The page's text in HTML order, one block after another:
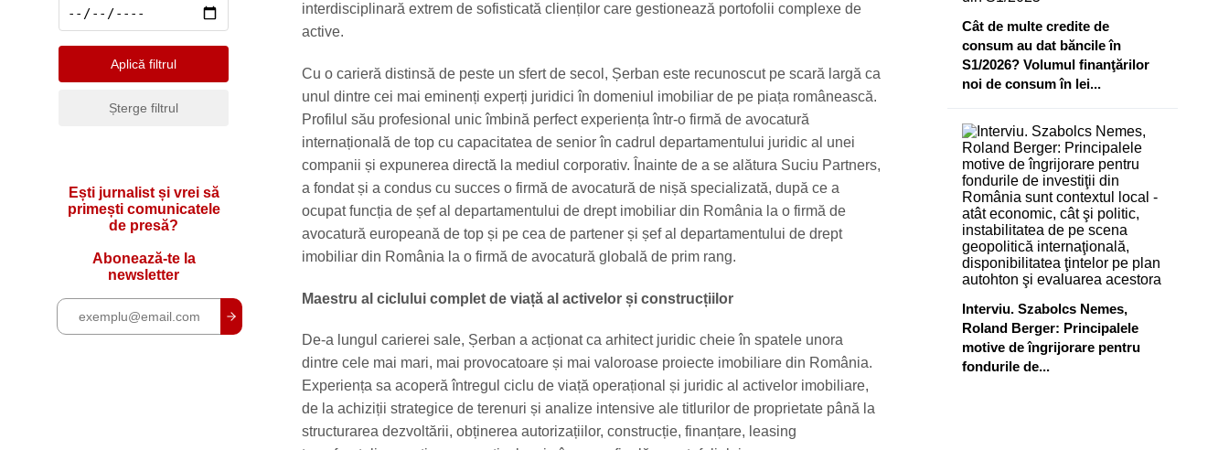
Telecomunicatii
Aplică filtrul
Șterge filtrul
Ești jurnalist și vrei să
primești comunicatele
de presă?
Abonează-te la
newsletter
interdisciplinară extrem de sofisticată clienților care gestionează portofolii complexe de
active.
Cu o carieră distinsă de peste un sfert de secol, Șerban este recunoscut pe scară largă ca
unul dintre cei mai eminenți experți juridici în domeniul imobiliar de pe piața românească.
Profilul său profesional unic îmbină perfect experiența într-o firmă de avocatură
internațională de top cu capacitatea de senior în cadrul departamentului juridic al unei
companii și expunerea directă la mediul corporativ. Înainte de a se alătura Suciu Partners,
a fondat și a condus cu succes o firmă de avocatură de nișă specializată, după ce a
ocupat funcția de șef al departamentului de drept imobiliar din România la o firmă de
avocatură europeană de top și pe cea de partener și șef al departamentului de drept
imobiliar din România la o firmă de avocatură globală de prim rang.
Maestru al ciclului complet de viață al activelor și construcțiilor
De-a lungul carierei sale, Șerban a acționat ca arhitect juridic cheie în spatele unora
dintre cele mai mari, mai provocatoare și mai valoroase proiecte imobiliare din România.
Experiența sa acoperă întregul ciclu de viață operațional și juridic al activelor imobiliare,
de la achiziții strategice de terenuri și analize intensive ale titlurilor de proprietate până la
structurarea dezvoltării, obținerea autorizațiilor, construcție, finanțare, leasing
Cât de multe credite de
consum au dat băncile în
S1/2026? Volumul finanţărilor
noi de consum în lei...
Interviu. Szabolcs Nemes,
Roland Berger: Principalele
motive de îngrijorare pentru
fondurile de...